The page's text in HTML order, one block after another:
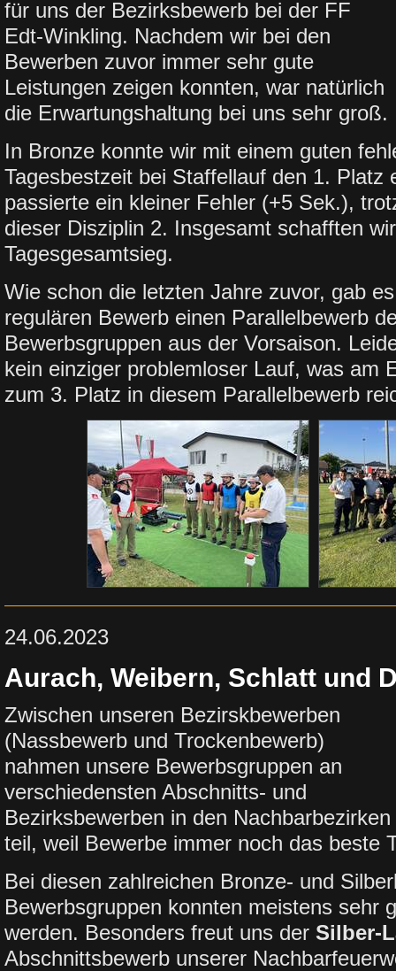
für uns der Bezirksbewerb bei der FF
Edt-Winkling. Nachdem wir bei den
Bewerben zuvor immer sehr gute
Leistungen zeigen konnten, war natürlich
die Erwartungshaltung bei uns sehr groß.
In Bronze konnte wir mit einem guten
Tagesbestzeit bei Staffellauf den 1. Platz
passierte ein kleiner Fehler (+5 Sek.),
dieser Disziplin 2. Insgesamt schafften
Tagesgesamtsieg.
Wie schon die letzten Jahre zuvor, gab
regulären Bewerb einen Parallelbewerb
Bewerbsgruppen aus der Vorsaison.
kein einziger problemloser Lauf, was am
zum 3. Platz in diesem Parallelbewerb
24.06.2023
Aurach, Weibern, Schlatt und
Zwischen unseren Bezirskbewerben
(Nassbewerb und Trockenbewerb)
nahmen unsere Bewerbsgruppen an
verschiedensten Abschnitts- und
Bezirksbewerben in den Nachbarbezirken
teil, weil Bewerbe immer noch das beste
Bei diesen zahlreichen Bronze- und
Bewerbsgruppen konnten meistens sehr
werden. Besonders freut uns der Silber-
Abschnittsbewerb unserer